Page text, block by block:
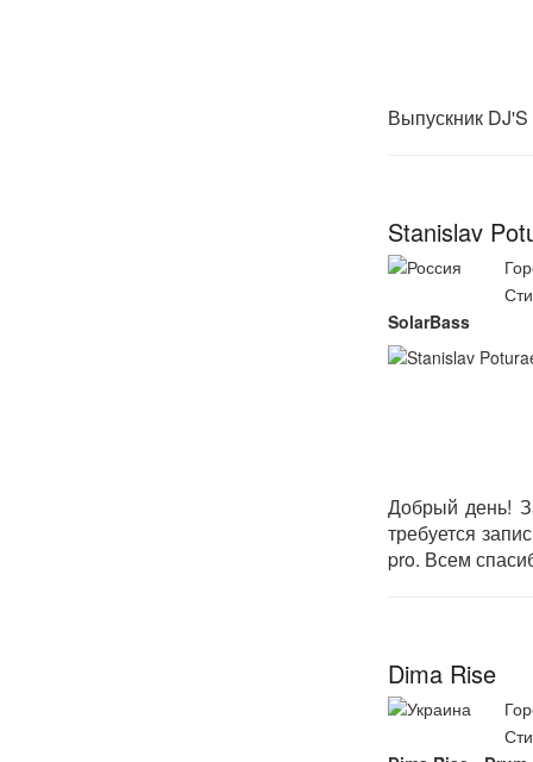
Выпускник
Stanislav
SolarBass
Добрый день!
требуется
pro. Всем
Dima Rise